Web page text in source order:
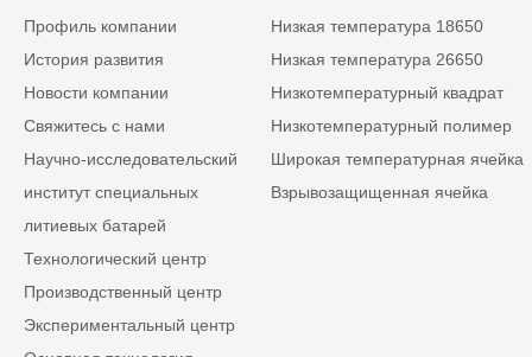
Профиль компании
История развития
Новости компании
Свяжитесь с нами
Научно-исследовательский
институт специальных
литиевых батарей
Технологический центр
Производственный центр
Экспериментальный центр
Низкая температура 18650
Низкая температура 26650
Низкотемпературный квадрат
Низкотемпературный полимер
Широкая температурная ячейка
Взрывозащищенная ячейка